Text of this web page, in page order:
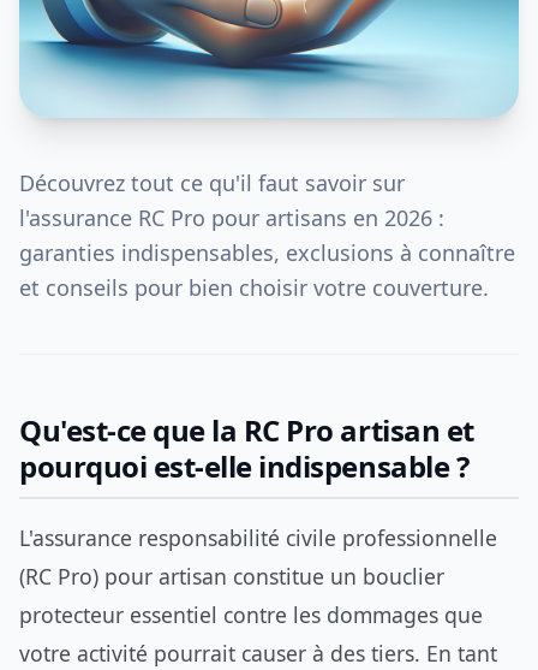
Découvrez tout ce qu'il faut savoir sur
l'assurance RC Pro pour artisans en 2026 :
garanties indispensables, exclusions à connaître
et conseils pour bien choisir votre couverture.
Qu'est-ce que la RC Pro artisan et
pourquoi est-elle indispensable ?
L'assurance responsabilité civile professionnelle
(RC Pro) pour artisan constitue un bouclier
protecteur essentiel contre les dommages que
votre activité pourrait causer à des tiers. En tant